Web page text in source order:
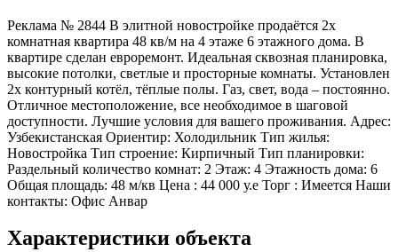
Реклама № 2844 В элитной новостройке продаётся 2х
комнатная квартира 48 кв/м на 4 этаже 6 этажного дома. В
квартире сделан евроремонт. Идеальная сквозная планировка,
высокие потолки, светлые и просторные комнаты. Установлен
2х контурный котёл, тёплые полы. Газ, свет, вода – постоянно.
Отличное местоположение, все необходимое в шаговой
доступности. Лучшие условия для вашего проживания. Адрес:
Узбекистанская Ориентир: Холодильник Тип жилья:
Новостройка Тип строение: Кирпичный Тип планировки:
Раздельный количество комнат: 2 Этаж: 4 Этажность дома: 6
Общая площадь: 48 м/кв Цена : 44 000 у.е Торг : Имеется Наши
контакты: Офис Анвар
Характеристики объекта